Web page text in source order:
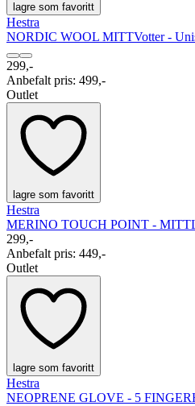
lagre som favoritt
Hestra
NORDIC WOOL MITTVotter -
299,-
Anbefalt pris: 499,-
Outlet
lagre som favoritt
Hestra
MERINO TOUCH POINT - MITT
299,-
Anbefalt pris: 449,-
Outlet
lagre som favoritt
Hestra
NEOPRENE GLOVE - 5 FINGER